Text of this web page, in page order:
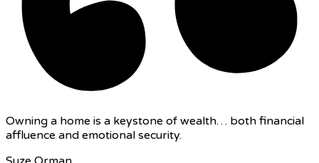
Owning a home is a keystone of wealth… both financial
affluence and emotional security.